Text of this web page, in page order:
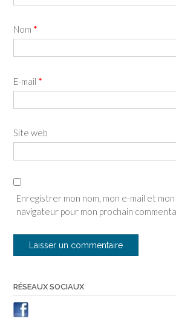
Nom *
E-mail *
Site web
Enregistrer mon nom, mon e-mail et
navigateur pour mon prochain
RÉSEAUX SOCIAUX